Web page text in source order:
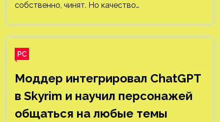
собственно, чинят. Но качество…
PC
Моддер интегрировал ChatGPT
в Skyrim и научил персонажей
общаться на любые темы